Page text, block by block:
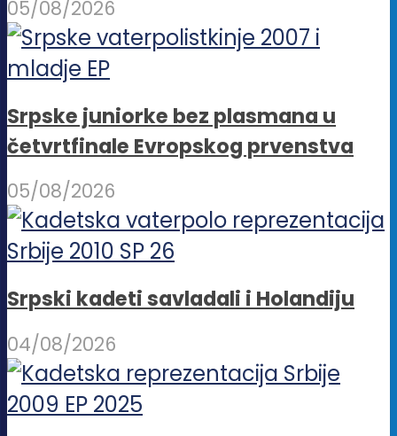
05/08/2026
Srpske juniorke bez plasmana u
četvrtfinale Evropskog prvenstva
05/08/2026
Srpski kadeti savladali i Holandiju
04/08/2026